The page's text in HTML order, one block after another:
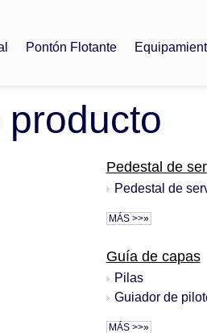
Pontón Flotante
Pedestal de
Pedestal de
MÁS >>»
Guía de capas
Pilas
Guiador de
MÁS >>»